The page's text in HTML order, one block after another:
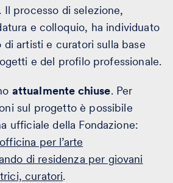
Il processo di selezione,
e colloquio, ha individuato
artisti e curatori sulla base
e del profilo professionale.
attualmente chiuse. Per
sul progetto è possibile
ufficiale della Fondazione:
per l’arte
di residenza per giovani
curatori.